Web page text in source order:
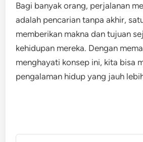
Bagi banyak orang, perjalanan
adalah pencarian tanpa akhir,
memberikan makna dan tujuan
kehidupan mereka. Dengan
menghayati konsep ini, kita bisa
pengalaman hidup yang jauh